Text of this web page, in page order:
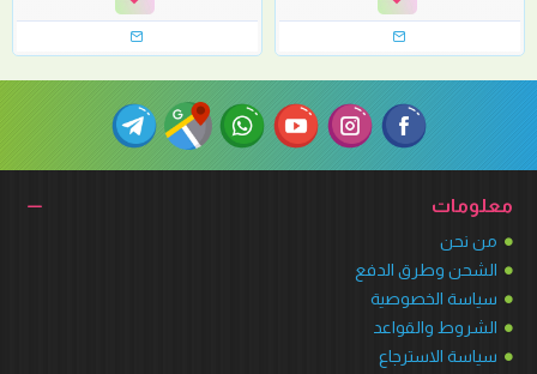
معلومات
من نحن
الشحن وطرق الدفع
سياسة الخصوصية
الشروط والقواعد
سياسة الاسترجاع